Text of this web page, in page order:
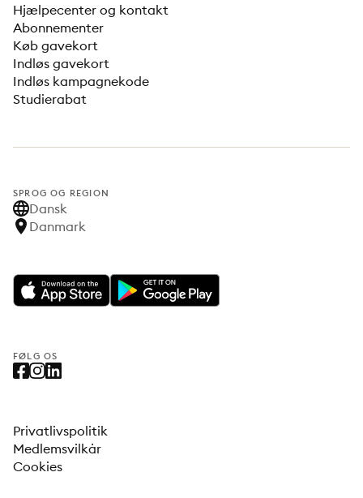
Hjælpecenter og kontakt
Abonnementer
Køb gavekort
Indløs gavekort
Indløs kampagnekode
Studierabat
SPROG OG REGION
Dansk
Danmark
FØLG OS
Privatlivspolitik
Medlemsvilkår
Cookies